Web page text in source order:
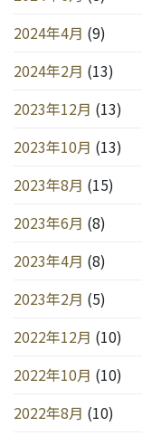
2024年4月 (9)
2024年2月 (13)
2023年12月 (13)
2023年10月 (13)
2023年8月 (15)
2023年6月 (8)
2023年4月 (8)
2023年2月 (5)
2022年12月 (10)
2022年10月 (10)
2022年8月 (10)